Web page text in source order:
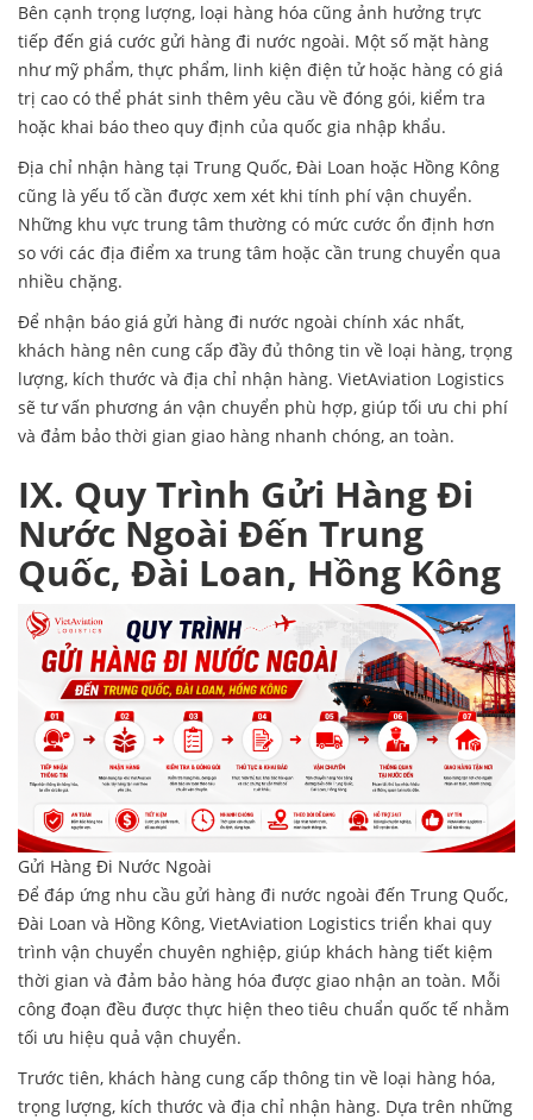
Bên cạnh trọng lượng, loại hàng hóa cũng ảnh hưởng trực
tiếp đến giá cước gửi hàng đi nước ngoài. Một số mặt hàng
như mỹ phẩm, thực phẩm, linh kiện điện tử hoặc hàng có giá
trị cao có thể phát sinh thêm yêu cầu về đóng gói, kiểm tra
hoặc khai báo theo quy định của quốc gia nhập khẩu.
Địa chỉ nhận hàng tại Trung Quốc, Đài Loan hoặc Hồng Kông
cũng là yếu tố cần được xem xét khi tính phí vận chuyển.
Những khu vực trung tâm thường có mức cước ổn định hơn
so với các địa điểm xa trung tâm hoặc cần trung chuyển qua
nhiều chặng.
Để nhận báo giá gửi hàng đi nước ngoài chính xác nhất,
khách hàng nên cung cấp đầy đủ thông tin về loại hàng, trọng
lượng, kích thước và địa chỉ nhận hàng. VietAviation Logistics
sẽ tư vấn phương án vận chuyển phù hợp, giúp tối ưu chi phí
và đảm bảo thời gian giao hàng nhanh chóng, an toàn.
IX. Quy Trình Gửi Hàng Đi
Nước Ngoài Đến Trung
Quốc, Đài Loan, Hồng Kông
Gửi Hàng Đi Nước Ngoài
Để đáp ứng nhu cầu gửi hàng đi nước ngoài đến Trung Quốc,
Đài Loan và Hồng Kông, VietAviation Logistics triển khai quy
trình vận chuyển chuyên nghiệp, giúp khách hàng tiết kiệm
thời gian và đảm bảo hàng hóa được giao nhận an toàn. Mỗi
công đoạn đều được thực hiện theo tiêu chuẩn quốc tế nhằm
tối ưu hiệu quả vận chuyển.
Trước tiên, khách hàng cung cấp thông tin về loại hàng hóa,
trọng lượng, kích thước và địa chỉ nhận hàng. Dựa trên những